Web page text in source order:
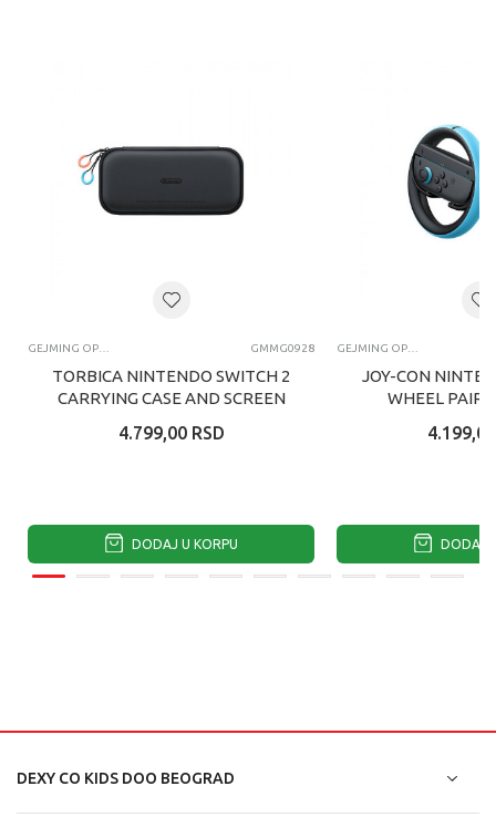
GMMG0928
TORBICA NINTENDO SWITCH 2
CARRYING CASE AND SCREEN
SWITCH 2
4.799,00 RSD
DODAJ U KORPU
JOY-CON
WHEEL PAIR
4.199,00
DODAJ
DEXY CO KIDS DOO BEOGRAD